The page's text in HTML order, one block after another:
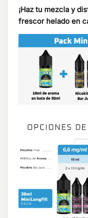
¡Haz tu mezcla y
frescor helado en